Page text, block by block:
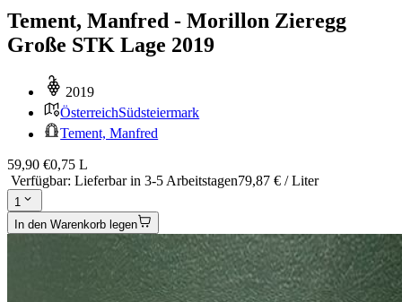
Tement, Manfred - Morillon Zieregg
Große STK Lage 2019
2019
ÖsterreichSüdsteiermark
Tement, Manfred
59,90 €0,75 L
Verfügbar: Lieferbar in 3-5 Arbeitstagen79,87 € / Liter
1
In den Warenkorb legen